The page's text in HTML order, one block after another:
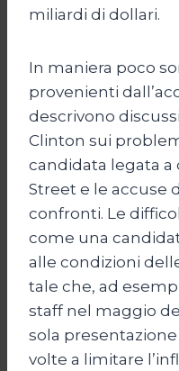
miliardi di dollari.
In maniera poco
provenienti
descrivono
Clinton sui
candidata legata a
Street e le accuse
confronti. Le
come una
alle condizioni
tale che, ad
staff nel maggio
sola
volte a limitare